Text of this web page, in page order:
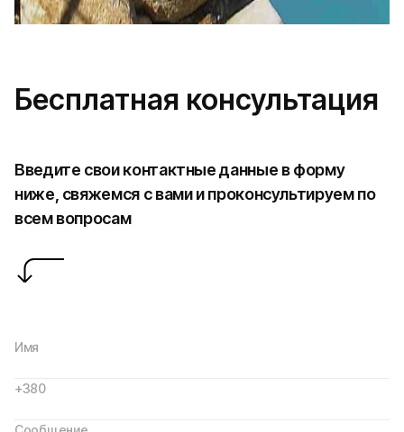
Бесплатная консультация
Введите свои контактные данные в форму
ниже, свяжемся с вами и проконсультируем по
всем вопросам